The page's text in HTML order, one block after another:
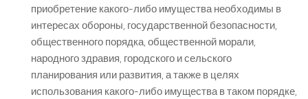
приобретение какого-либо имущества необходимы в
интересах обороны, государственной безопасности,
общественного порядка, общественной морали,
народного здравия, городского и сельского
планирования или развития, а также в целях
использования какого-либо имущества в таком порядке,